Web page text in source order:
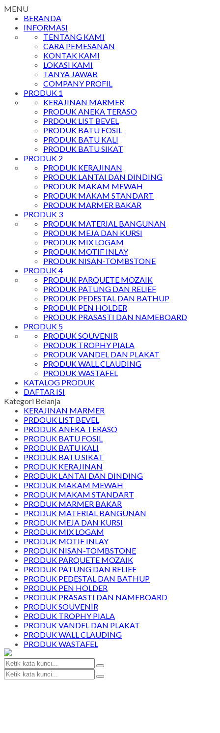
MENU
BERANDA
INFORMASI
TENTANG KAMI
CARA PEMESANAN
KONTAK KAMI
LOKASI KAMI
TANYA JAWAB
COMPANY PROFIL
PRODUK 1
KERAJINAN MARMER
PRODUK ANEKA TERASO
PRDOUK LIST BEVEL
PRODUK BATU FOSIL
PRODUK BATU KALI
PRODUK BATU SIKAT
PRODUK 2
PRODUK KERAJINAN
PRODUK LANTAI DAN DINDING
PRODUK MAKAM MEWAH
PRODUK MAKAM STANDART
PRODUK MARMER BAKAR
PRODUK 3
PRODUK MATERIAL BANGUNAN
PRODUK MEJA DAN KURSI
PRODUK MIX LOGAM
PRODUK MOTIF INLAY
PRODUK NISAN-TOMBSTONE
PRODUK 4
PRODUK PARQUETE MOZAIK
PRODUK PATUNG DAN RELIEF
PRODUK PEDESTAL DAN BATHUP
PRODUK PEN HOLDER
PRODUK PRASASTI DAN NAMEBOARD
PRODUK 5
PRODUK SOUVENIR
PRODUK TROPHY PIALA
PRODUK VANDEL DAN PLAKAT
PRODUK WALL CLAUDING
PRODUK WASTAFEL
KATALOG PRODUK
DAFTAR ISI
Kategori Belanja
KERAJINAN MARMER
PRDOUK LIST BEVEL
PRODUK ANEKA TERASO
PRODUK BATU FOSIL
PRODUK BATU KALI
PRODUK BATU SIKAT
PRODUK KERAJINAN
PRODUK LANTAI DAN DINDING
PRODUK MAKAM MEWAH
PRODUK MAKAM STANDART
PRODUK MARMER BAKAR
PRODUK MATERIAL BANGUNAN
PRODUK MEJA DAN KURSI
PRODUK MIX LOGAM
PRODUK MOTIF INLAY
PRODUK NISAN-TOMBSTONE
PRODUK PARQUETE MOZAIK
PRODUK PATUNG DAN RELIEF
PRODUK PEDESTAL DAN BATHUP
PRODUK PEN HOLDER
PRODUK PRASASTI DAN NAMEBOARD
PRODUK SOUVENIR
PRODUK TROPHY PIALA
PRODUK VANDEL DAN PLAKAT
PRODUK WALL CLAUDING
PRODUK WASTAFEL